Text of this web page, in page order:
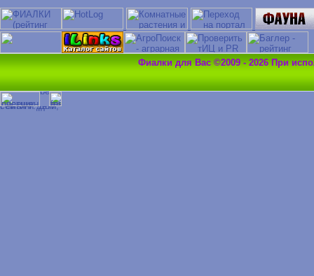
Фиалки для Вас ©2009 - 2026 При